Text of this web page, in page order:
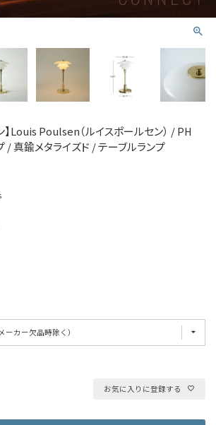
】Louis Poulsen（ルイスポールセン） / PH
/ 真鍮メタライズド / テーブルランプ
お気に入りに登録する